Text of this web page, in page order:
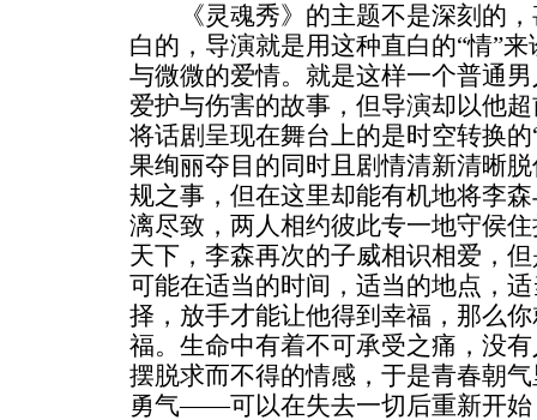
《灵魂秀》的主题不是深刻的，
白的，导演就是用这种直白的“情”
与微微的爱情。就是这样一个普通
爱护与伤害的故事，但导演却以他
将话剧呈现在舞台上的是时空转换
果绚丽夺目的同时且剧情清新清晰
规之事，但在这里却能有机地将李
漓尽致，两人相约彼此专一地守侯
天下，李森再次的子威相识相爱，
可能在适当的时间，适当的地点，
择，放手才能让他得到幸福，那么
福。生命中有着不可承受之痛，没
摆脱求而不得的情感，于是青春朝
勇气——可以在失去一切后重新开始